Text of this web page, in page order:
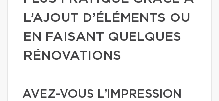
L’AJOUT D’ÉLÉMENTS OU
EN FAISANT QUELQUES
RÉNOVATIONS
AVEZ-VOUS L’IMPRESSION